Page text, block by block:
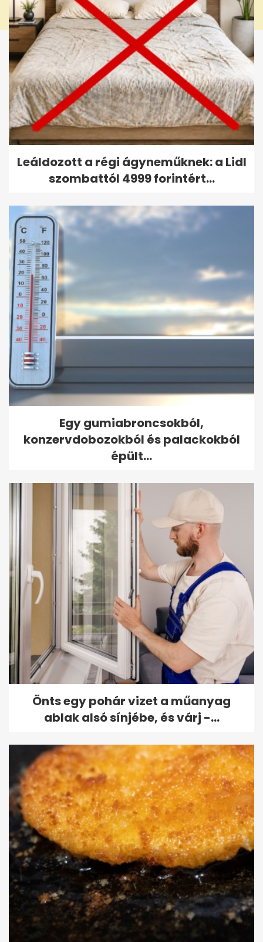
Leáldozott a régi ágyneműknek: a Lidl
szombattól 4999 forintért...
Egy gumiabroncsokból,
konzervdobozokból és palackokból
épült...
Önts egy pohár vizet a műanyag
ablak alsó sínjébe, és várj -...